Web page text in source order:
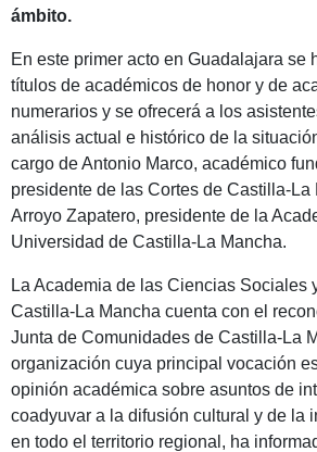
ámbito.
En este primer acto en Guadalajara se
títulos de académicos de honor y de
numerarios y se ofrecerá a los
análisis actual e histórico de la
cargo de Antonio Marco, académico
presidente de las Cortes de Castilla-La
Arroyo Zapatero, presidente de la
Universidad de Castilla-La Mancha.
La Academia de las Ciencias Sociales
Castilla-La Mancha cuenta con el
Junta de Comunidades de Castilla-La
organización cuya principal vocación
opinión académica sobre asuntos de
coadyuvar a la difusión cultural y de la
en todo el territorio regional, ha